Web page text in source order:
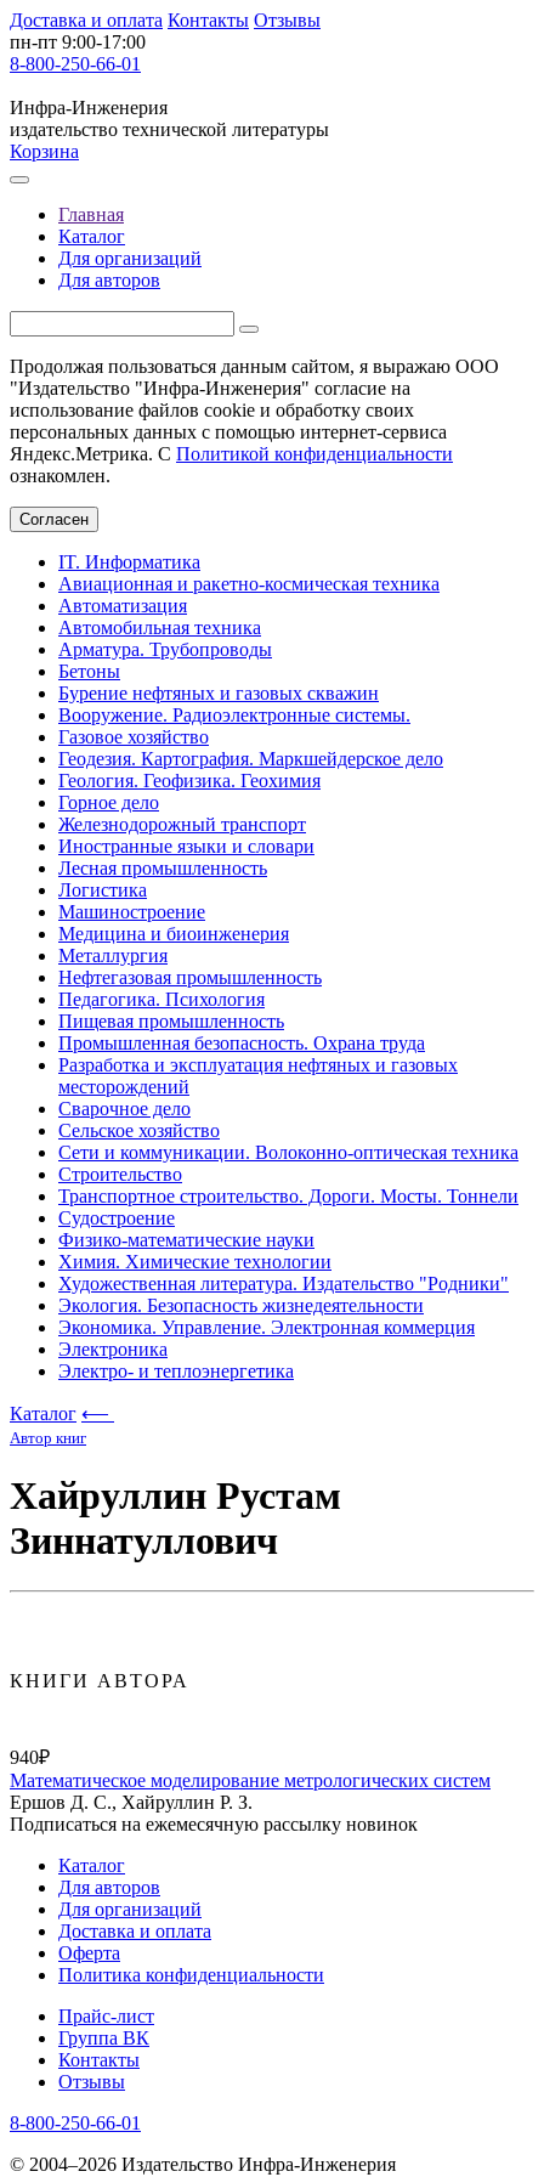
Доставка и оплата Контакты Отзывы
пн-пт 9:00-17:00
8-800-250-66-01
Инфра-Инженерия
издательство технической литературы
Корзина
Главная
Каталог
Для организаций
Для авторов
Продолжая пользоваться данным сайтом, я выражаю ООО
"Издательство "Инфра-Инженерия" согласие на
использование файлов cookie и обработку своих
персональных данных с помощью интернет-сервиса
Яндекс.Метрика. С Политикой конфиденциальности
ознакомлен.
Согласен
IT. Информатика
Авиационная и ракетно-космическая техника
Автоматизация
Автомобильная техника
Арматура. Трубопроводы
Бетоны
Бурение нефтяных и газовых скважин
Вооружение. Радиоэлектронные системы.
Газовое хозяйство
Геодезия. Картография. Маркшейдерское дело
Геология. Геофизика. Геохимия
Горное дело
Железнодорожный транспорт
Иностранные языки и словари
Лесная промышленность
Логистика
Машиностроение
Медицина и биоинженерия
Металлургия
Нефтегазовая промышленность
Педагогика. Психология
Пищевая промышленность
Промышленная безопасность. Охрана труда
Разработка и эксплуатация нефтяных и газовых
месторождений
Сварочное дело
Сельское хозяйство
Сети и коммуникации. Волоконно-оптическая техника
Строительство
Транспортное строительство. Дороги. Мосты. Тоннели
Судостроение
Физико-математические науки
Химия. Химические технологии
Художественная литература. Издательство "Родники"
Экология. Безопасность жизнедеятельности
Экономика. Управление. Электронная коммерция
Электроника
Электро- и теплоэнергетика
Каталог ⟵
Автор книг
Хайруллин Рустам
Зиннатуллович
КНИГИ АВТОРА
940₽
Математическое моделирование метрологических систем
Ершов Д. С., Хайруллин Р. З.
Подписаться на ежемесячную рассылку новинок
Каталог
Для авторов
Для организаций
Доставка и оплата
Оферта
Политика конфиденциальности
Прайс-лист
Группа ВК
Контакты
Отзывы
8-800-250-66-01
© 2004–2026 Издательство Инфра-Инженерия